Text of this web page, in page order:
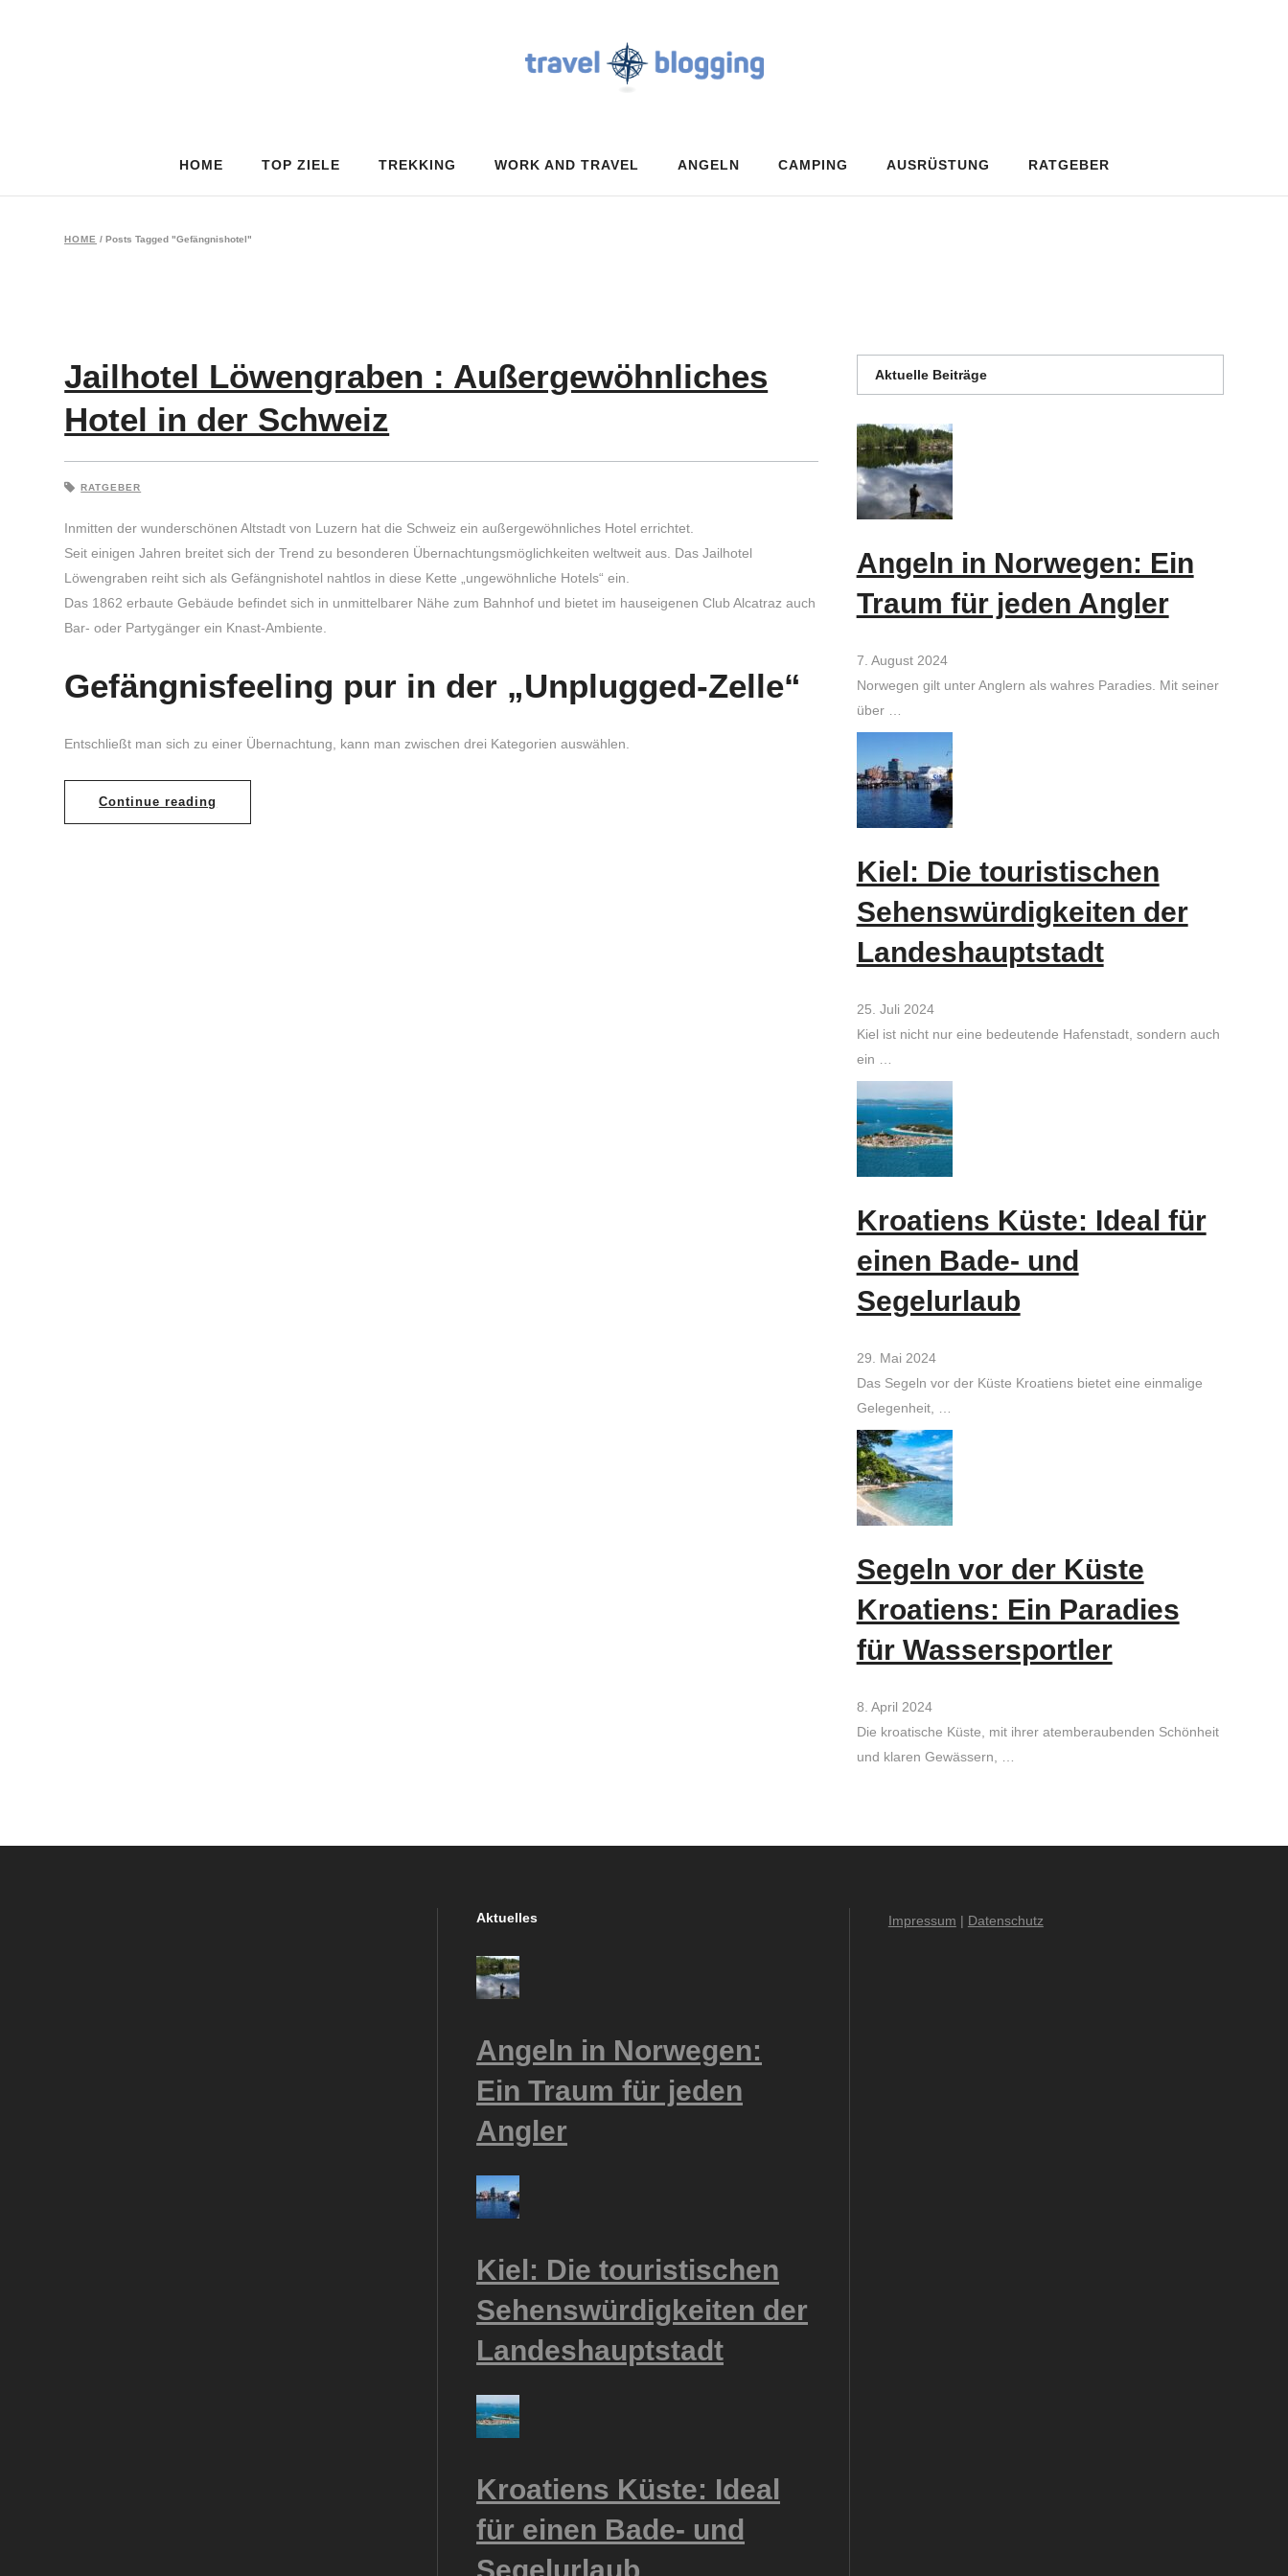
HOME TOP ZIELE TREKKING WORK AND TRAVEL ANGELN CAMPING AUSRÜSTUNG RATGEBER
HOME / Posts Tagged "Gefängnishotel"
Jailhotel Löwengraben : Außergewöhnliches
Hotel in der Schweiz
RATGEBER
Inmitten der wunderschönen Altstadt von Luzern hat die Schweiz ein außergewöhnliches Hotel errichtet.
Seit einigen Jahren breitet sich der Trend zu besonderen Übernachtungsmöglichkeiten weltweit aus. Das Jailhotel
Löwengraben reiht sich als Gefängnishotel nahtlos in diese Kette „ungewöhnliche Hotels“ ein.
Das 1862 erbaute Gebäude befindet sich in unmittelbarer Nähe zum Bahnhof und bietet im hauseigenen Club Alcatraz auch
Bar- oder Partygänger ein Knast-Ambiente.
Gefängnisfeeling pur in der „Unplugged-Zelle“
Entschließt man sich zu einer Übernachtung, kann man zwischen drei Kategorien auswählen.
Continue reading
Aktuelle Beiträge
Angeln in Norwegen: Ein
Traum für jeden Angler
7. August 2024
Norwegen gilt unter Anglern als wahres Paradies. Mit seiner
über …
Kiel: Die touristischen
Sehenswürdigkeiten der
Landeshauptstadt
25. Juli 2024
Kiel ist nicht nur eine bedeutende Hafenstadt, sondern auch
ein …
Kroatiens Küste: Ideal für
einen Bade- und
Segelurlaub
29. Mai 2024
Das Segeln vor der Küste Kroatiens bietet eine einmalige
Gelegenheit, …
Segeln vor der Küste
Kroatiens: Ein Paradies
für Wassersportler
8. April 2024
Die kroatische Küste, mit ihrer atemberaubenden Schönheit
und klaren Gewässern, …
Aktuelles
Angeln in Norwegen:
Ein Traum für jeden
Angler
Kiel: Die touristischen
Sehenswürdigkeiten der
Landeshauptstadt
Kroatiens Küste: Ideal
für einen Bade- und
Impressum | Datenschutz